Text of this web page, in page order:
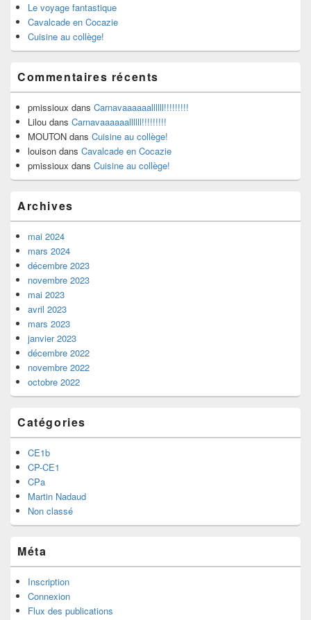
Le voyage fantastique
Cavalcade en Cocazie
Cuisine au collège!
Commentaires récents
pmissioux dans Carnavaaaaaallllll!!!!!!!!!
Lilou dans Carnavaaaaaallllll!!!!!!!!!
MOUTON dans Cuisine au collège!
louison dans Cavalcade en Cocazie
pmissioux dans Cuisine au collège!
Archives
mai 2024
mars 2024
décembre 2023
novembre 2023
mai 2023
avril 2023
mars 2023
janvier 2023
décembre 2022
novembre 2022
octobre 2022
Catégories
CE1b
CP-CE1
CPa
Martin Nadaud
Non classé
Méta
Inscription
Connexion
Flux des publications